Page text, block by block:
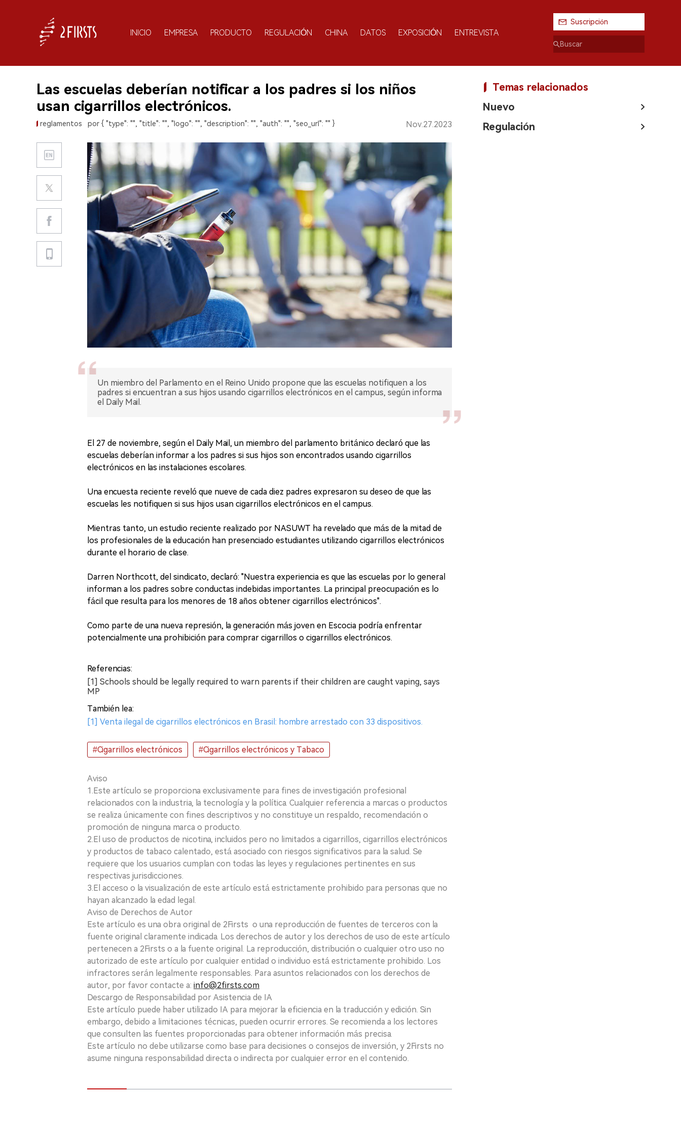
INICIO EMPRESA PRODUCTO REGULACIÓN CHINA DATOS EXPOSICIÓN ENTREVISTA
Suscripción
Las escuelas deberían notificar a los padres si los niños
usan cigarrillos electrónicos.
reglamentos por { "type": "", "title": "", "logo": "", "description": "", "auth": "", "seo_url": "" } Nov.27.2023
Un miembro del Parlamento en el Reino Unido propone que las escuelas notifiquen a los
padres si encuentran a sus hijos usando cigarrillos electrónicos en el campus, según informa
el Daily Mail.
El 27 de noviembre, según el Daily Mail, un miembro del parlamento británico declaró que las
escuelas deberían informar a los padres si sus hijos son encontrados usando cigarrillos
electrónicos en las instalaciones escolares.
Una encuesta reciente reveló que nueve de cada diez padres expresaron su deseo de que las
escuelas les notifiquen si sus hijos usan cigarrillos electrónicos en el campus.
Mientras tanto, un estudio reciente realizado por NASUWT ha revelado que más de la mitad de
los profesionales de la educación han presenciado estudiantes utilizando cigarrillos electrónicos
durante el horario de clase.
Darren Northcott, del sindicato, declaró: "Nuestra experiencia es que las escuelas por lo general
informan a los padres sobre conductas indebidas importantes. La principal preocupación es lo
fácil que resulta para los menores de 18 años obtener cigarrillos electrónicos".
Como parte de una nueva represión, la generación más joven en Escocia podría enfrentar
potencialmente una prohibición para comprar cigarrillos o cigarrillos electrónicos.
Referencias:
[1] Schools should be legally required to warn parents if their children are caught vaping, says
MP
También lea:
[1] Venta ilegal de cigarrillos electrónicos en Brasil: hombre arrestado con 33 dispositivos.
#Cigarrillos electrónicos #Cigarrillos electrónicos y Tabaco
Aviso
1.Este artículo se proporciona exclusivamente para fines de investigación profesional
relacionados con la industria, la tecnología y la política. Cualquier referencia a marcas o productos
se realiza únicamente con fines descriptivos y no constituye un respaldo, recomendación o
promoción de ninguna marca o producto.
2.El uso de productos de nicotina, incluidos pero no limitados a cigarrillos, cigarrillos electrónicos
y productos de tabaco calentado, está asociado con riesgos significativos para la salud. Se
requiere que los usuarios cumplan con todas las leyes y regulaciones pertinentes en sus
respectivas jurisdicciones.
3.El acceso o la visualización de este artículo está estrictamente prohibido para personas que no
hayan alcanzado la edad legal.
Aviso de Derechos de Autor
Este artículo es una obra original de 2Firsts o una reproducción de fuentes de terceros con la
fuente original claramente indicada. Los derechos de autor y los derechos de uso de este artículo
pertenecen a 2Firsts o a la fuente original. La reproducción, distribución o cualquier otro uso no
autorizado de este artículo por cualquier entidad o individuo está estrictamente prohibido. Los
infractores serán legalmente responsables. Para asuntos relacionados con los derechos de
autor, por favor contacte a: info@2firsts.com
Descargo de Responsabilidad por Asistencia de IA
Este artículo puede haber utilizado IA para mejorar la eficiencia en la traducción y edición. Sin
embargo, debido a limitaciones técnicas, pueden ocurrir errores. Se recomienda a los lectores
que consulten las fuentes proporcionadas para obtener información más precisa.
Este artículo no debe utilizarse como base para decisiones o consejos de inversión, y 2Firsts no
asume ninguna responsabilidad directa o indirecta por cualquier error en el contenido.
Temas relacionados
Nuevo
Regulación